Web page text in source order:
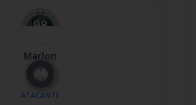
Marlon
Nº
98
ATACANTE